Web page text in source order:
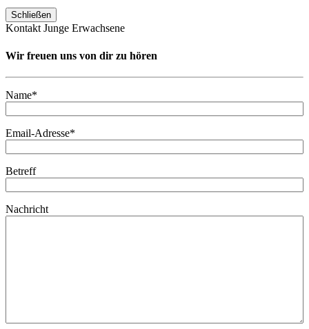
Schließen
Kontakt Junge Erwachsene
Wir freuen uns von dir zu hören
Name*
Email-Adresse*
Betreff
Nachricht